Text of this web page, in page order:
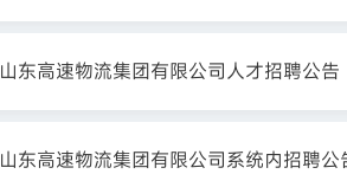
山东高速物流集团有限公司人才招聘公告
山东高速物流集团有限公司系统内招聘公